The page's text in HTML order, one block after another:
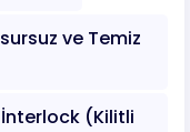
ve Temiz
(Kilitli